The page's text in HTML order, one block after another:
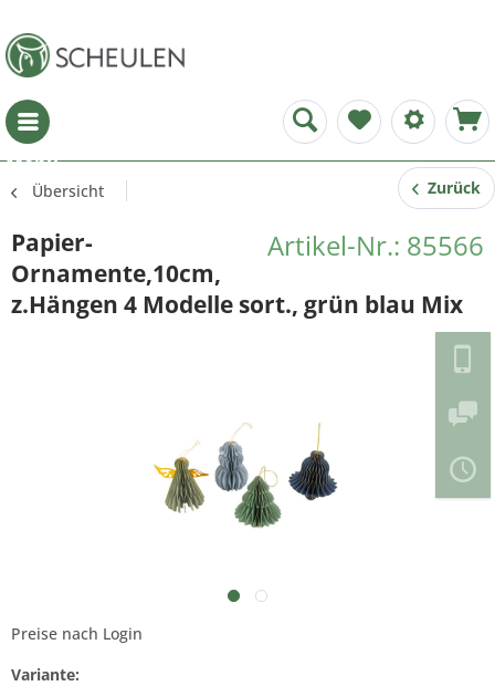
Menü
Übersicht Zurück
Artikel-Nr.: 85566
Papier-
Ornamente,10cm,
z.Hängen 4 Modelle sort., grün blau Mix
Preise nach Login
Variante: